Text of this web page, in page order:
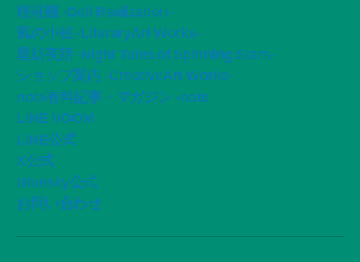
桜荘園 -Doll Realization-
風の小径 -LiteraryArt Works-
星紡夜話 -Night Tales of Spinning Stars-
ショップ案内 -CreativeArt Works-
note有料記事・マガジン -note
LINE VOOM
LINE公式
X公式
Bluesky公式
お問い合わせ